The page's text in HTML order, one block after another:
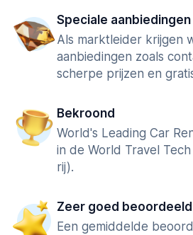
Speciale aanbiedingen
Als marktleider krijgen
aanbiedingen zoals
scherpe prijzen en
Bekroond
World's Leading Car
in de World Travel
rij).
Zeer goed beoordeeld
Een gemiddelde